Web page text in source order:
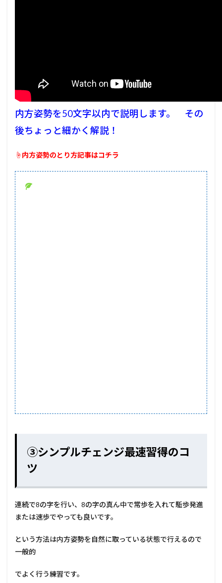
内方姿勢を50文字以内で説明します。 その
後ちょっと細かく解説！
☝内方姿勢のとり方記事はコチラ
③シンプルチェンジ最速習得のコ
ツ
連続で8の字を行い、8の字の真ん中で常歩を入れて駈歩発進
または速歩でやっても良いです。
という方法は内方姿勢を自然に取っている状態で行えるので
一般的
でよく行う練習です。